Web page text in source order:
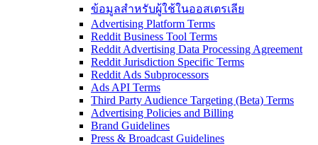
ข้อมูลสำหรับผู้ใช้ในออสเตรเลีย
Advertising Platform Terms
Reddit Business Tool Terms
Reddit Advertising Data Processing Agreement
Reddit Jurisdiction Specific Terms
Reddit Ads Subprocessors
Ads API Terms
Third Party Audience Targeting (Beta) Terms
Advertising Policies and Billing
Brand Guidelines
Press & Broadcast Guidelines